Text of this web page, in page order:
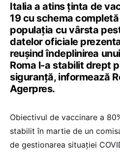
Italia a atins ţinta de
19 cu schema
populaţia cu vârsta
datelor oficiale
reuşind îndeplinirea
Roma l-a stabilit drept
siguranţă, informează
Agerpres.
Obiectivul de vaccinare a
stabilit în martie de un
de gestionarea situaţiei